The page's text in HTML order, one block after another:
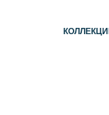
КОЛЛЕКЦИИ